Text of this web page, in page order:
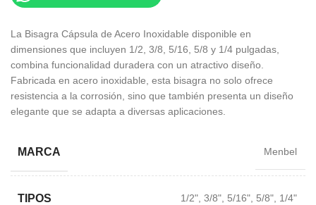
La Bisagra Cápsula de Acero Inoxidable disponible en
dimensiones que incluyen 1/2, 3/8, 5/16, 5/8 y 1/4 pulgadas,
combina funcionalidad duradera con un atractivo diseño.
Fabricada en acero inoxidable, esta bisagra no solo ofrece
resistencia a la corrosión, sino que también presenta un diseño
elegante que se adapta a diversas aplicaciones.
MARCA Menbel
TIPOS 1/2", 3/8", 5/16", 5/8", 1/4"